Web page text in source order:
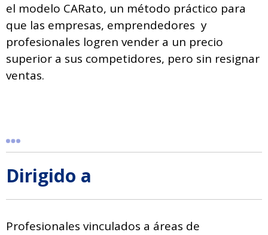
el modelo CARato, un método práctico para
que las empresas, emprendedores y
profesionales logren vender a un precio
superior a sus competidores, pero sin resignar
ventas.
Dirigido a
Profesionales vinculados a áreas de